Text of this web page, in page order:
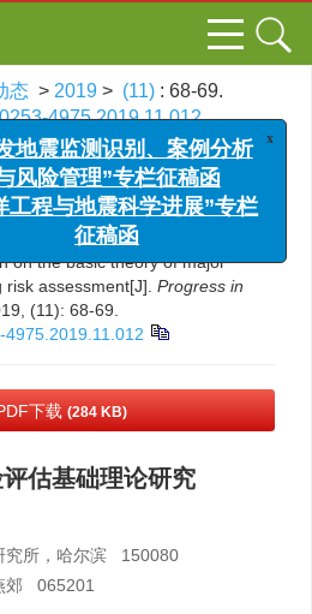
态 > 2019 > (11) : 68-69.
4975.2019.11.012
程风险评估基础理论研究[J]. 国际
on the basic theory of major
assessment[J]. Progress in
(11): 68-69.
下载 (284 KB)
估基础理论研究
究所，哈尔滨 150080
郊 065201
x
地震监测识别、案例分析
风险管理”专栏征稿函
工程与地震科学进展”专栏
征稿函